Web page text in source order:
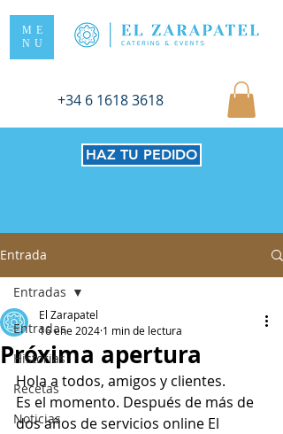
ME
NU
+34 6 1618 3618
HAZ TU PEDIDO
Entrada
Entradas
Historias
Recetas
Noticias
Entradas
Próxima apertura
El Zarapatel
16 ene 2024 1 min de lectura
Hola a todos, amigos y clientes.
Es el momento. Después de más de
dos años de servicios online El